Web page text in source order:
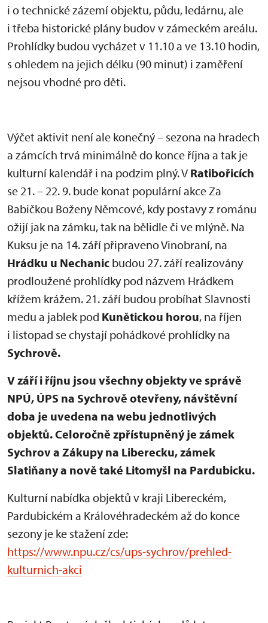
i o technické zázemí objektu, půdu, ledárnu, ale
i třeba historické plány budov v zámeckém areálu.
Prohlídky budou vycházet v 11.10 a ve 13.10 hodin,
s ohledem na jejich délku (90 minut) i zaměření
nejsou vhodné pro děti.
Výčet aktivit není ale konečný – sezona na hradech
a zámcích trvá minimálně do konce října a tak je
kulturní kalendář i na podzim plný. V Ratibořicích
se 21. – 22. 9. bude konat populární akce Za
Babičkou Boženy Němcové, kdy postavy z románu
ožijí jak na zámku, tak na bělidle či ve mlýně. Na
Kuksu je na 14. září připraveno Vinobraní, na
Hrádku u Nechanic budou 27. září realizovány
prodloužené prohlídky pod názvem Hrádkem
křížem krážem. 21. září budou probíhat Slavnosti
medu a jablek pod Kunětickou horou, na říjen
i listopad se chystají pohádkové prohlídky na
Sychrově.
V září i říjnu jsou všechny objekty ve správě
NPÚ, ÚPS na Sychrově otevřeny, návštěvní
doba je uvedena na webu jednotlivých
objektů. Celoročně zpřístupněný je zámek
Sychrov a Zákupy na Liberecku, zámek
Slatiňany a nově také Litomyšl na Pardubicku.
Kulturní nabídka objektů v kraji Libereckém,
Pardubickém a Královéhradeckém až do konce
sezony je ke stažení zde:
https://www.npu.cz/cs/ups-sychrov/prehled-
kulturnich-akci